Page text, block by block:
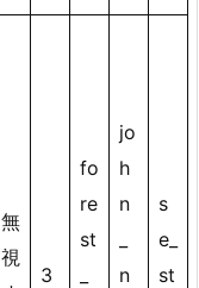
無
視
3
fo
re
st
jo
h
n
n
s
e_
st